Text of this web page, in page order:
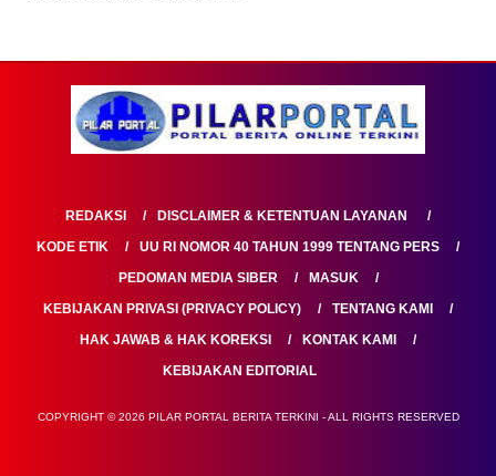
REDAKSI
DISCLAIMER & KETENTUAN LAYANAN
KODE ETIK
UU RI NOMOR 40 TAHUN 1999 TENTANG PERS
PEDOMAN MEDIA SIBER
MASUK
KEBIJAKAN PRIVASI (PRIVACY POLICY)
TENTANG KAMI
HAK JAWAB & HAK KOREKSI
KONTAK KAMI
KEBIJAKAN EDITORIAL
COPYRIGHT © 2026 PILAR PORTAL BERITA TERKINI - ALL RIGHTS RESERVED